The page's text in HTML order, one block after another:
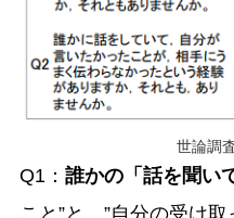
世論調
Q1： 誰かの「話を聞い
こと”と、”自分の受け取